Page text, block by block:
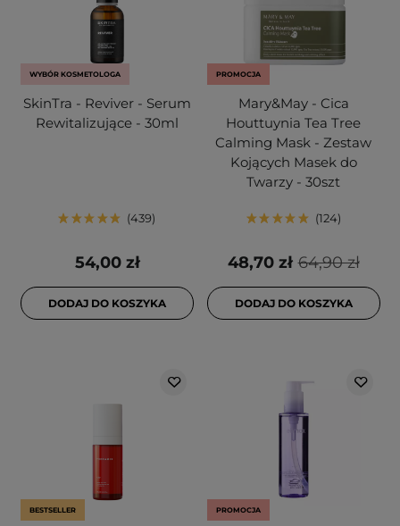
WYBÓR KOSMETOLOGA
SkinTra - Reviver - Serum
Rewitalizujące - 30ml
439
54,00 zł
DODAJ DO KOSZYKA
PROMOCJA
Mary&May - Cica
Houttuynia Tea Tree
Calming Mask - Zestaw
Kojących Masek do
Twarzy - 30szt
124
64,90 zł
48,70 zł
DODAJ DO KOSZYKA
BESTSELLER PROMOCJA